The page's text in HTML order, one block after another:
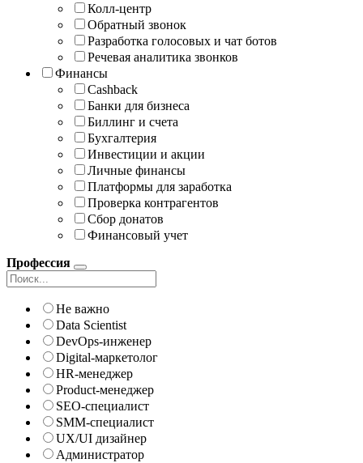
Колл-центр
Обратный звонок
Разработка голосовых и чат ботов
Речевая аналитика звонков
Финансы
Cashback
Банки для бизнеса
Биллинг и счета
Бухгалтерия
Инвестиции и акции
Личные финансы
Платформы для заработка
Проверка контрагентов
Сбор донатов
Финансовый учет
Профессия
Не важно
Data Scientist
DevOps-инженер
Digital-маркетолог
HR-менеджер
Product-менеджер
SEO-специалист
SMM-специалист
UX/UI дизайнер
Администратор